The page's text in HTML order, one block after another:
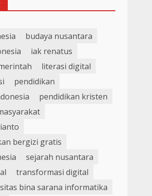
budaya nusantara
iak renatus
literasi digital
pendidikan
pendidikan kristen
bergizi gratis
sejarah nusantara
transformasi digital
bina sarana informatika